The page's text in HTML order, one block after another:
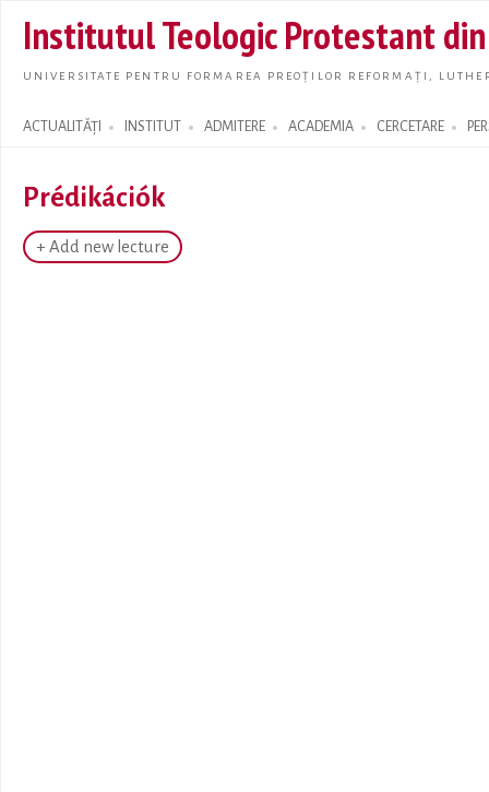
main
Institutul Teologic Protestant
UNIVERSITATE PENTRU FORMAREA PREOȚILOR REFORMAȚI,
ACTUALITĂȚI INSTITUT ADMITERE ACADEMIA CERCETARE
Search form
Prédikációk
+ Add new lecture